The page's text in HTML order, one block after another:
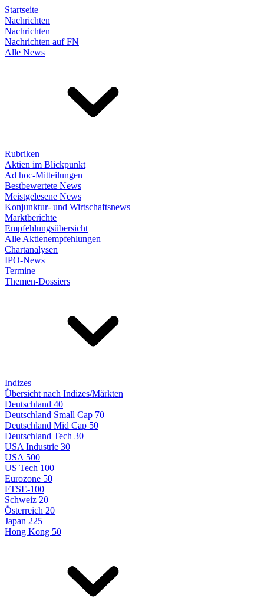
Startseite
Nachrichten
Nachrichten
Nachrichten auf FN
Alle News
Rubriken
Aktien im Blickpunkt
Ad hoc-Mitteilungen
Bestbewertete News
Meistgelesene News
Konjunktur- und Wirtschaftsnews
Marktberichte
Empfehlungsübersicht
Alle Aktienempfehlungen
Chartanalysen
IPO-News
Termine
Themen-Dossiers
Indizes
Übersicht nach Indizes/Märkten
Deutschland 40
Deutschland Small Cap 70
Deutschland Mid Cap 50
Deutschland Tech 30
USA Industrie 30
USA 500
US Tech 100
Eurozone 50
FTSE-100
Schweiz 20
Österreich 20
Japan 225
Hong Kong 50